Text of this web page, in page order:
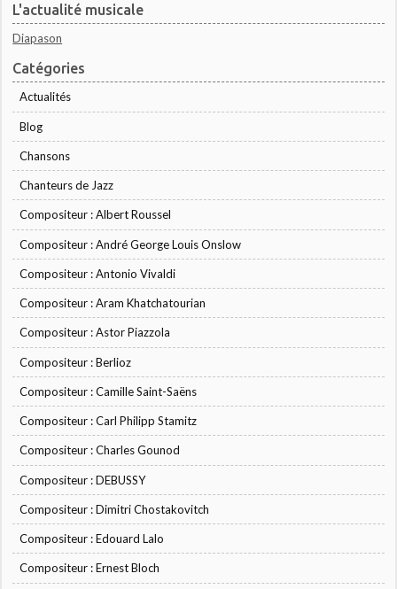
L'actualité musicale
Diapason
Catégories
Actualités
Blog
Chansons
Chanteurs de Jazz
Compositeur : Albert Roussel
Compositeur : André George Louis Onslow
Compositeur : Antonio Vivaldi
Compositeur : Aram Khatchatourian
Compositeur : Astor Piazzola
Compositeur : Berlioz
Compositeur : Camille Saint-Saëns
Compositeur : Carl Philipp Stamitz
Compositeur : Charles Gounod
Compositeur : DEBUSSY
Compositeur : Dimitri Chostakovitch
Compositeur : Edouard Lalo
Compositeur : Ernest Bloch